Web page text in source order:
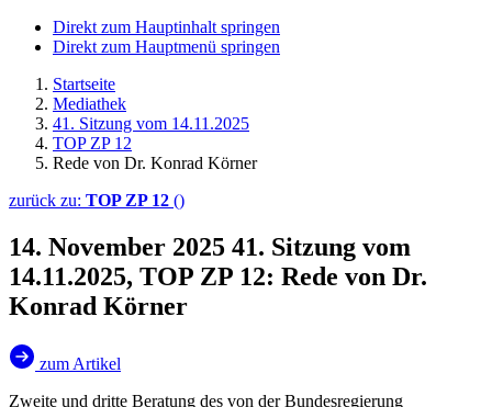
Direkt zum Hauptinhalt springen
Direkt zum Hauptmenü springen
Startseite
Mediathek
41. Sitzung vom 14.11.2025
TOP ZP 12
Rede von Dr. Konrad Körner
zurück zu: TOP ZP 12 ()
14. November 2025 41. Sitzung vom
14.11.2025, TOP ZP 12: Rede von Dr.
Konrad Körner
zum Artikel
Zweite und dritte Beratung des von der Bundesregierung